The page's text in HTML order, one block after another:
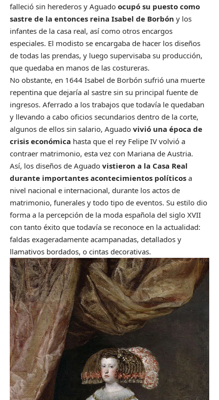
falleció sin herederos y Aguado ocupó su puesto como
sastre de la entonces reina Isabel de Borbón y los
infantes de la casa real, así como otros encargos
especiales. El modisto se encargaba de hacer los diseños
de todas las prendas, y luego supervisaba su producción,
que quedaba en manos de las costureras.
No obstante, en 1644 Isabel de Borbón sufrió una muerte
repentina que dejaría al sastre sin su principal fuente de
ingresos. Aferrado a los trabajos que todavía le quedaban
y llevando a cabo oficios secundarios dentro de la corte,
algunos de ellos sin salario, Aguado vivió una época de
crisis económica hasta que el rey Felipe IV volvió a
contraer matrimonio, esta vez con Mariana de Austria.
Así, los diseños de Aguado vistieron a la Casa Real
durante importantes acontecimientos políticos a
nivel nacional e internacional, durante los actos de
matrimonio, funerales y todo tipo de eventos. Su estilo dio
forma a la percepción de la moda española del siglo XVII
con tanto éxito que todavía se reconoce en la actualidad:
faldas exageradamente acampanadas, detallados y
llamativos bordados, o cintas decorativas.